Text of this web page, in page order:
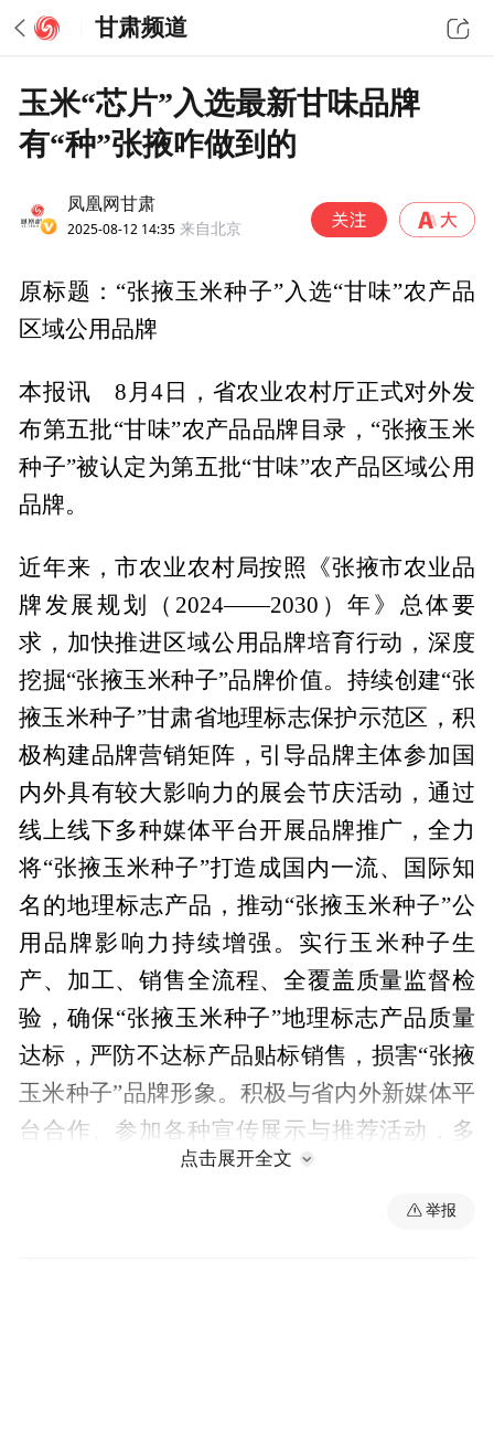
甘肃频道
玉米“芯片”入选最新甘味品牌
有“种”张掖咋做到的
凤凰网甘肃
2025-08-12 14:35 来自北京
原标题：“张掖玉米种子”入选“甘味”农产品
区域公用品牌
本报讯 8月4日，省农业农村厅正式对外发
布第五批“甘味”农产品品牌目录，“张掖玉米
种子”被认定为第五批“甘味”农产品区域公用
品牌。
近年来，市农业农村局按照《张掖市农业品
牌发展规划（2024——2030）年》总体要
求，加快推进区域公用品牌培育行动，深度
挖掘“张掖玉米种子”品牌价值。持续创建“张
掖玉米种子”甘肃省地理标志保护示范区，积
极构建品牌营销矩阵，引导品牌主体参加国
内外具有较大影响力的展会节庆活动，通过
线上线下多种媒体平台开展品牌推广，全力
将“张掖玉米种子”打造成国内一流、国际知
名的地理标志产品，推动“张掖玉米种子”公
用品牌影响力持续增强。实行玉米种子生
产、加工、销售全流程、全覆盖质量监督检
验，确保“张掖玉米种子”地理标志产品质量
达标，严防不达标产品贴标销售，损害“张掖
玉米种子”品牌形象。积极与省内外新媒体平
台合作、参加各种宣传展示与推荐活动，多
渠道、全方位宣传“张掖玉米种子”地理标志
保护产品，叫响擦亮“张掖有种·种天下”名
点击展开全文
举报